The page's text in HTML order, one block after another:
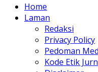
Home
Laman
Redaksi
Privacy Policy
Pedoman
Kode Etik